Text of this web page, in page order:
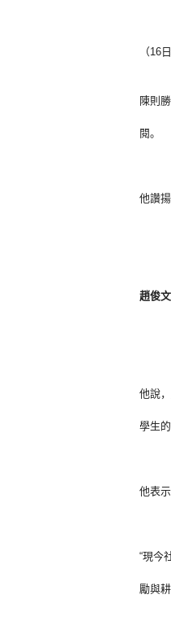
（16
陳則
閱。
他讚
趙俊
他說
學生
他表
“現今
勵與耕